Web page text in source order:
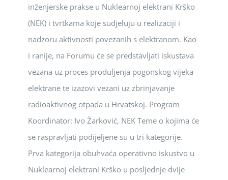
inženjerske prakse u Nuklearnoj elektrani Krško
(NEK) i tvrtkama koje sudjeluju u realizaciji i
nadzoru aktivnosti povezanih s elektranom. Kao
i ranije, na Forumu će se predstavljati iskustava
vezana uz proces produljenja pogonskog vijeka
elektrane te izazovi vezani uz zbrinjavanje
radioaktivnog otpada u Hrvatskoj. Program
Koordinator: Ivo Žarković, NEK Teme o kojima će
se raspravljati podijeljene su u tri kategorije.
Prva kategorija obuhvaća operativno iskustvo u
Nuklearnoj elektrani Krško u posljednje dvije